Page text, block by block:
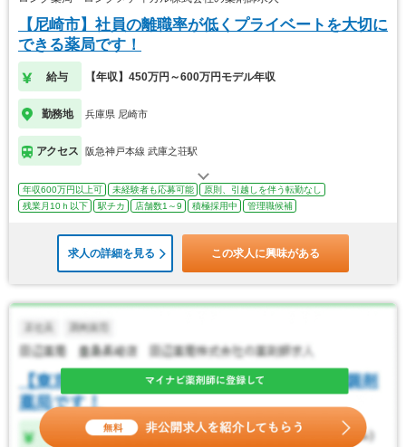
【尼崎市】社員の離職率が低くプライベートを大切に
できる薬局です！
給与 【年収】450万円～600万円モデル年収
勤務地 兵庫県 尼崎市
アクセス 阪急神戸本線 武庫之荘駅
年収600万円以上可 未経験者も応募可能
原則、引越しを伴う転勤なし
残業月10ｈ以下
駅チカ 店舗数1～9 積極採用中 管理職候補
求人の詳細を見る この求人に興味がある